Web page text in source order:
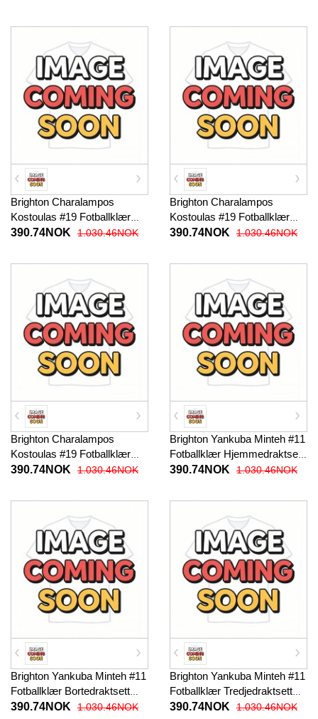
Brighton Charalampos
Kostoulas #19 Fotballklær
Hjemmedraktsett Barn 2025-
390.74NOK 1.030.46NOK
Brighton Charalampos
Kostoulas #19 Fotballklær
Bortedraktsett Barn 2025-26
390.74NOK 1.030.46NOK
Brighton Charalampos
Kostoulas #19 Fotballklær
Tredjedraktsett Barn 2025-26
390.74NOK 1.030.46NOK
Brighton Yankuba Minteh #11
Fotballklær Hjemmedraktsett
Barn 2025-26 Kortermet (+
390.74NOK 1.030.46NOK
Brighton Yankuba Minteh #11
Fotballklær Bortedraktsett
Barn 2025-26 Kortermet (+
390.74NOK 1.030.46NOK
Brighton Yankuba Minteh #11
Fotballklær Tredjedraktsett
Barn 2025-26 Kortermet (+
390.74NOK 1.030.46NOK